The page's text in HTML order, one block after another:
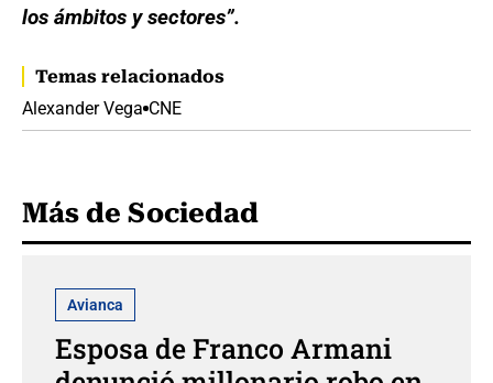
los ámbitos y sectores”.
Temas relacionados
Alexander Vega CNE
Más de Sociedad
Avianca
Esposa de Franco Armani